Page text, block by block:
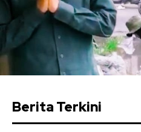
Berita Terkini